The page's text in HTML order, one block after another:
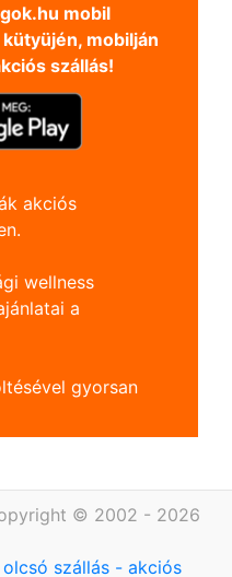
mobil
mobilján
szállás!
akciós
wellness
a
gyorsan
© 2002 - 2026
szállás - akciós